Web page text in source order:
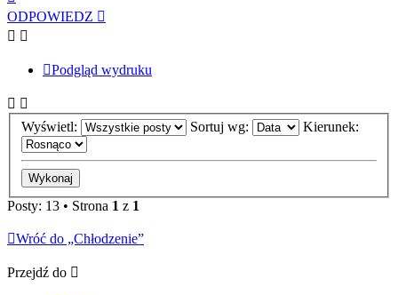
górę
ODPOWIEDZ
Podgląd wydruku
Wyświetl: Sortuj wg: Kierunek:
Posty: 13 • Strona 1 z 1
Wróć do „Chłodzenie”
Przejdź do